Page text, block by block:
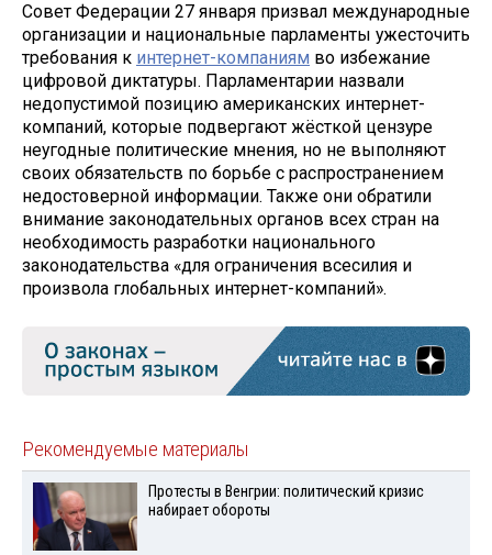
Совет Федерации 27 января призвал международные
организации и национальные парламенты ужесточить
требования к интернет-компаниям во избежание
цифровой диктатуры. Парламентарии назвали
недопустимой позицию американских интернет-
компаний, которые подвергают жёсткой цензуре
неугодные политические мнения, но не выполняют
своих обязательств по борьбе с распространением
недостоверной информации. Также они обратили
внимание законодательных органов всех стран на
необходимость разработки национального
законодательства «для ограничения всесилия и
произвола глобальных интернет-компаний».
Рекомендуемые материалы
Протесты в Венгрии: политический кризис
набирает обороты